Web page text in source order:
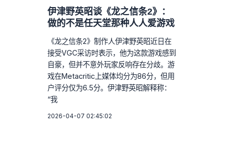
伊津野英昭谈《龙之信条2》：
做的不是任天堂那种人人爱游戏
《龙之信条2》制作人伊津野英昭近日在
接受VGC采访时表示，他为这款游戏感到
自豪，但并不意外玩家反响存在分歧。游
戏在Metacritic上媒体均分为86分，但用
户评分仅为6.5分。伊津野英昭解释称：
“我
2026-04-07 02:45:02